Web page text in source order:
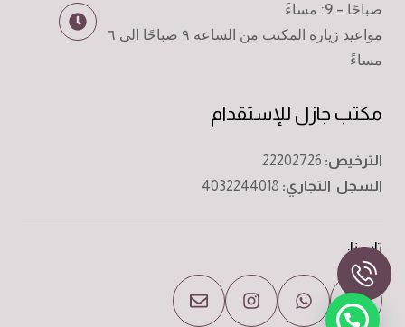
صباحًا - 9: مساءً
مواعيد زيارة المكتب من الساعه ٩ صباحًا الى ٦
مساءً
مكتب جازل للإستقدام
الترخيص: 22202726
السجل التجاري: 4032244018
تابعنا: